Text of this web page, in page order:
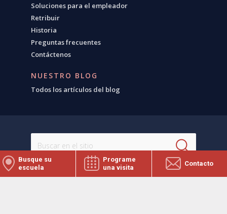
Busque su
escuela
Programe
una visita
Contacto
Soluciones para el empleador
Retribuir
Historia
Preguntas frecuentes
Contáctenos
NUESTRO BLOG
Todos los artículos del blog
Esta institución es un proveedor que ofrece igualdad
de oportunidades.